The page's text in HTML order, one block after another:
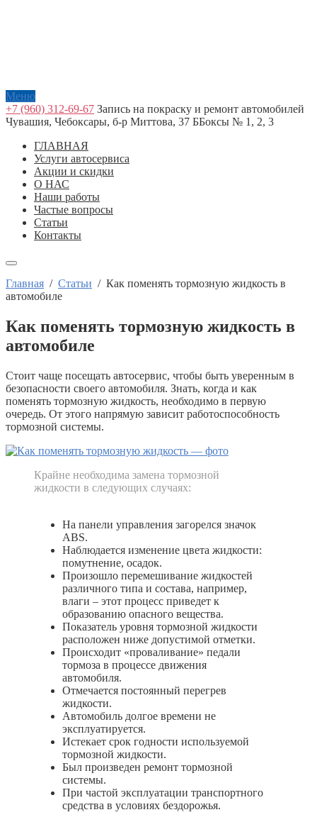
Меню
+7 (960) 312-69-67 Запись на покраску и ремонт автомобилей
Чувашия, Чебоксары, б-р Миттова, 37 ББоксы № 1, 2, 3
ГЛАВНАЯ
Услуги автосервиса
Акции и скидки
О НАС
Наши работы
Частые вопросы
Статьи
Контакты
Главная / Статьи / Как поменять тормозную жидкость в
автомобиле
Как поменять тормозную жидкость в
автомобиле
Стоит чаще посещать автосервис, чтобы быть уверенным в
безопасности своего автомобиля. Знать, когда и как
поменять тормозную жидкость, необходимо в первую
очередь. От этого напрямую зависит работоспособность
тормозной системы.
Крайне необходима замена тормозной
жидкости в следующих случаях:
На панели управления загорелся значок
ABS.
Наблюдается изменение цвета жидкости:
помутнение, осадок.
Произошло перемешивание жидкостей
различного типа и состава, например,
влаги – этот процесс приведет к
образованию опасного вещества.
Показатель уровня тормозной жидкости
расположен ниже допустимой отметки.
Происходит «проваливание» педали
тормоза в процессе движения
автомобиля.
Отмечается постоянный перегрев
жидкости.
Автомобиль долгое времени не
эксплуатируется.
Истекает срок годности используемой
тормозной жидкости.
Был произведен ремонт тормозной
системы.
При частой эксплуатации транспортного
средства в условиях бездорожья.